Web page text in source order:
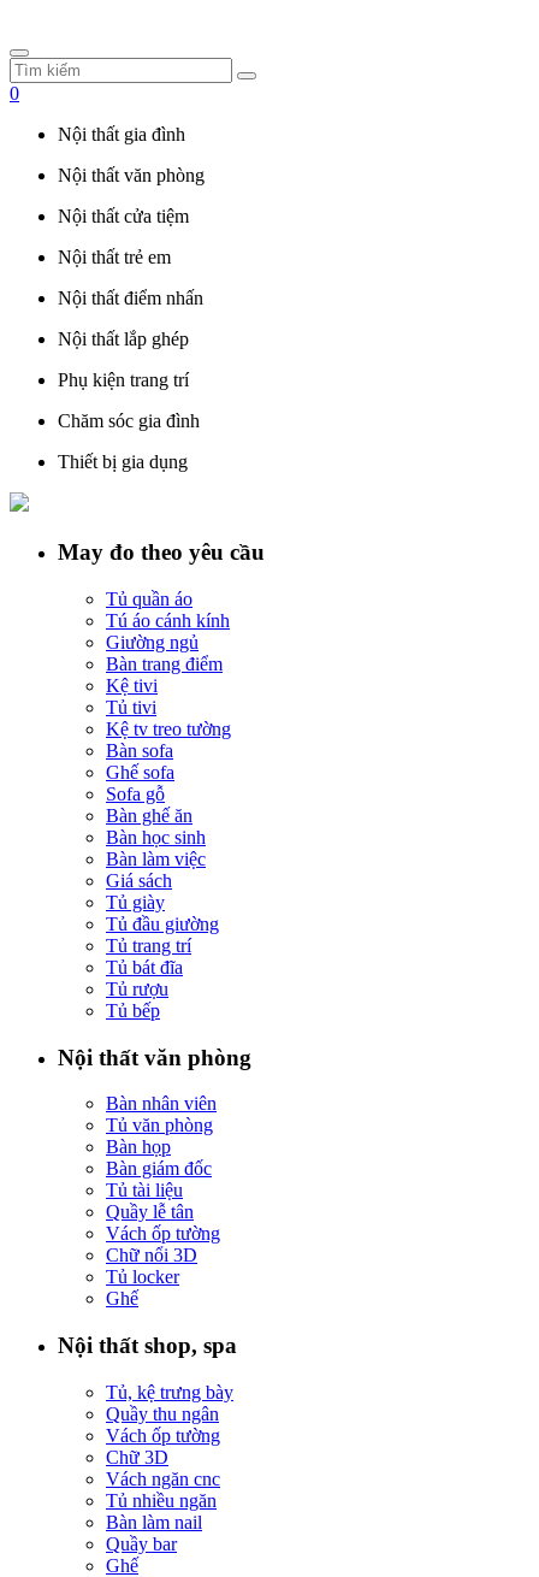
0
Nội thất gia đình
Nội thất văn phòng
Nội thất cửa tiệm
Nội thất trẻ em
Nội thất điểm nhấn
Nội thất lắp ghép
Phụ kiện trang trí
Chăm sóc gia đình
Thiết bị gia dụng
May đo theo yêu cầu
Tủ quần áo
Tú áo cánh kính
Giường ngủ
Bàn trang điểm
Kệ tivi
Tủ tivi
Kệ tv treo tường
Bàn sofa
Ghế sofa
Sofa gỗ
Bàn ghế ăn
Bàn học sinh
Bàn làm việc
Giá sách
Tủ giày
Tủ đầu giường
Tủ trang trí
Tủ bát đĩa
Tủ rượu
Tủ bếp
Nội thất văn phòng
Bàn nhân viên
Tủ văn phòng
Bàn họp
Bàn giám đốc
Tủ tài liệu
Quầy lễ tân
Vách ốp tường
Chữ nổi 3D
Tủ locker
Ghế
Nội thất shop, spa
Tủ, kệ trưng bày
Quầy thu ngân
Vách ốp tường
Chữ 3D
Vách ngăn cnc
Tủ nhiều ngăn
Bàn làm nail
Quầy bar
Ghế